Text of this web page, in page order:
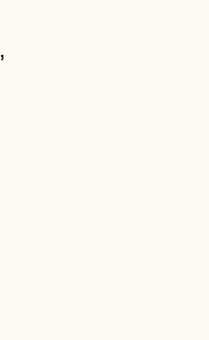
,